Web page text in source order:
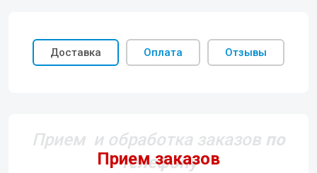
Доставка Оплата Отзывы
Прием и обработка заказов по
телефону